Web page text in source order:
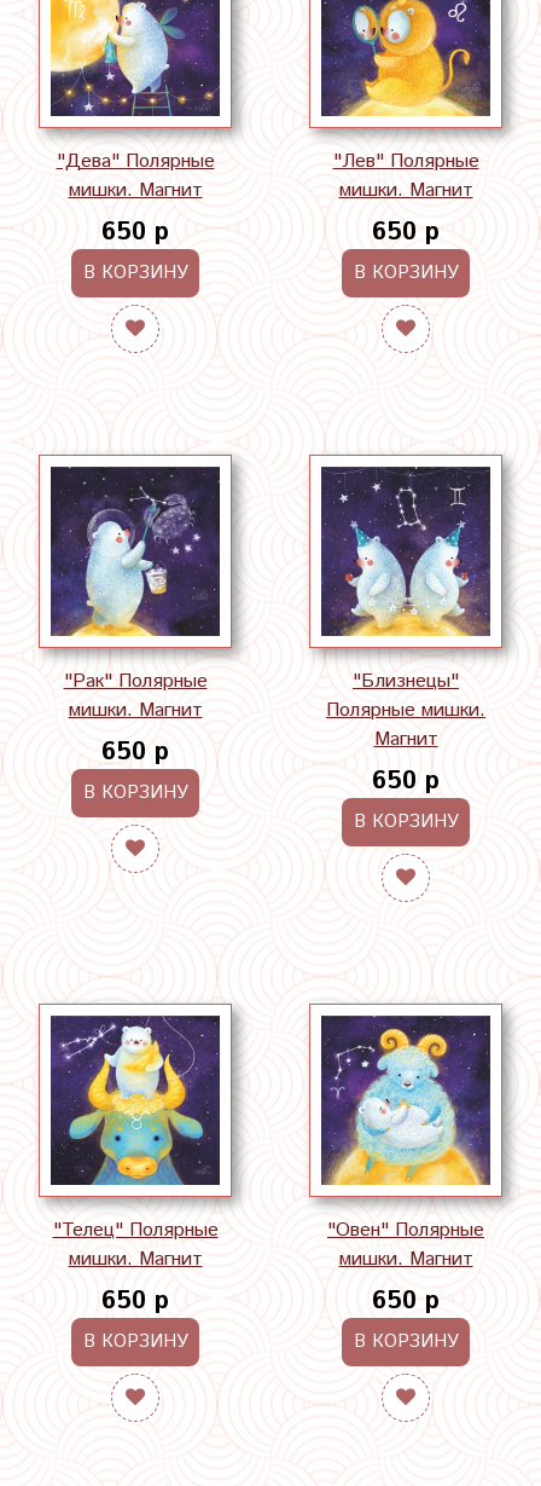
"Дева" Полярные
мишки. Магнит
650 р
В КОРЗИНУ
"Лев" Полярные
мишки. Магнит
650 р
В КОРЗИНУ
"Рак" Полярные
мишки. Магнит
650 р
В КОРЗИНУ
"Близнецы"
Полярные мишки.
Магнит
650 р
В КОРЗИНУ
"Телец" Полярные
мишки. Магнит
650 р
В КОРЗИНУ
"Овен" Полярные
мишки. Магнит
650 р
В КОРЗИНУ